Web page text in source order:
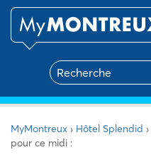
MyMontreux › Hôtel Splendid ›
pour ce midi :